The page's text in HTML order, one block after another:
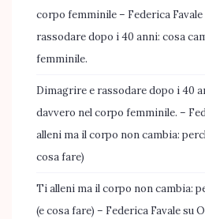
corpo femminile – Federica Favale
rassodare dopo i 40 anni: cosa
femminile.
Dimagrire e rassodare dopo i 40
davvero nel corpo femminile. –
alleni ma il corpo non cambia:
cosa fare)
Ti alleni ma il corpo non cambia:
(e cosa fare) – Federica Favalesu